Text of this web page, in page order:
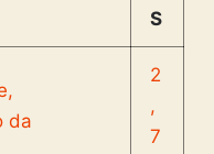
S
2
,
7